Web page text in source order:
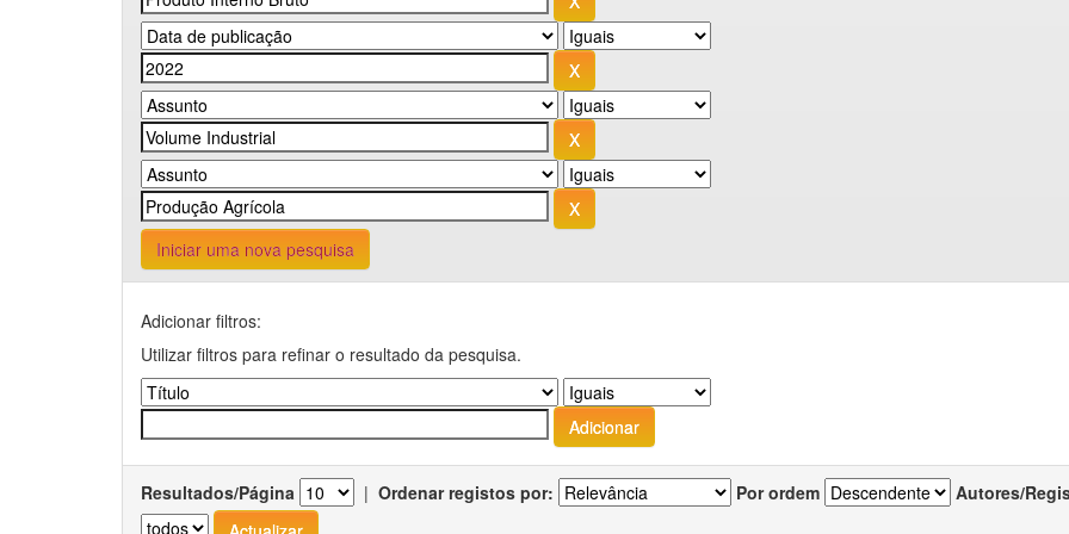
Iniciar uma nova pesquisa
Adicionar filtros:
Utilizar filtros para refinar o resultado da pesquisa.
Resultados/Página | Ordenar registos por: Por ordem Autores/